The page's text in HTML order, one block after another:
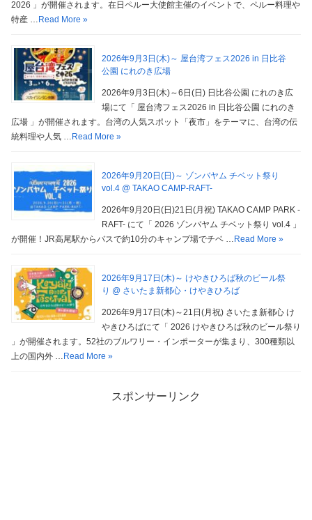
2026 」が開催されます。在日ペルー大使館主催のイベントで、ペルー料理や
特産 … Read More »
2026年9月3日(木)～ 屋台湾フェス2026 in 日比谷
公園 にれのき広場
2026年9月3日(木)～6日(日) 日比谷公園 にれのき広
場にて「 屋台湾フェス2026 in 日比谷公園 にれのき
広場 」が開催されます。台湾の人気スポット「夜市」をテーマに、台湾の伝
統料理や人気 … Read More »
2026年9月20日(日)～ ゾンバヤム チベット祭り
vol.4 @ TAKAO CAMP-RAFT-
2026年9月20日(日)21日(月祝) TAKAO CAMP PARK -
RAFT- にて「 2026 ゾンバヤム チベット祭り vol.4 」
が開催！JR高尾駅からバスで約10分のキャンプ場でチベ … Read More »
2026年9月17日(木)～ けやきひろば秋のビール祭
り @ さいたま新都心・けやきひろば
2026年9月17日(木)～21日(月祝) さいたま新都心 け
やきひろばにて「 2026 けやきひろば秋のビール祭り
」が開催されます。52社のブルワリー・インポーターが集まり、300種類以
上の国内外 … Read More »
スポンサーリンク